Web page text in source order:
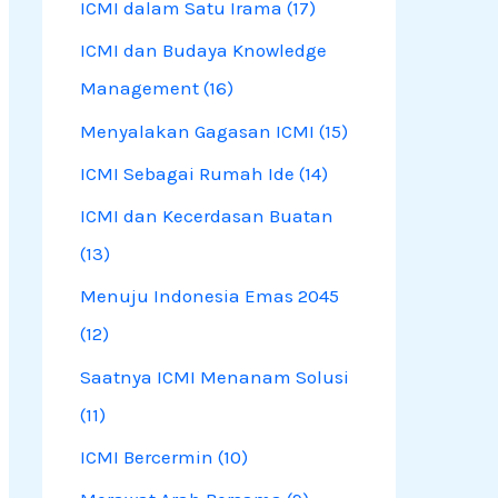
ICMI dalam Satu Irama (17)
ICMI dan Budaya Knowledge
Management (16)
Menyalakan Gagasan ICMI (15)
ICMI Sebagai Rumah Ide (14)
ICMI dan Kecerdasan Buatan
(13)
Menuju Indonesia Emas 2045
(12)
Saatnya ICMI Menanam Solusi
(11)
ICMI Bercermin (10)